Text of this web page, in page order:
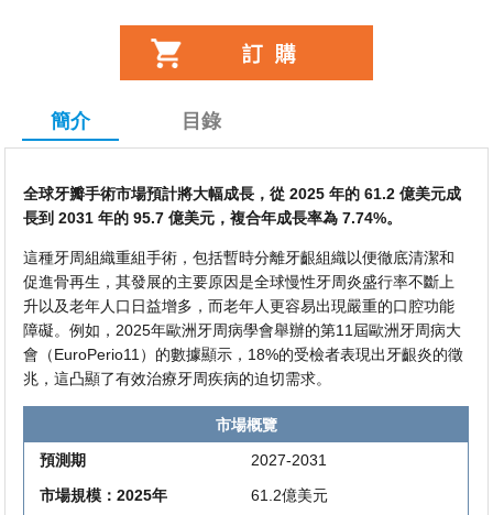
簡介 目錄
全球牙瓣手術市場預計將大幅成長，從 2025 年的 61.2 億美元成
長到 2031 年的 95.7 億美元，複合年成長率為 7.74%。
這種牙周組織重組手術，包括暫時分離牙齦組織以便徹底清潔和
促進骨再生，其發展的主要原因是全球慢性牙周炎盛行率不斷上
升以及老年人口日益增多，而老年人更容易出現嚴重的口腔功能
障礙。例如，2025年歐洲牙周病學會舉辦的第11屆歐洲牙周病大
會（EuroPerio11）的數據顯示，18%的受檢者表現出牙齦炎的徵
兆，這凸顯了有效治療牙周疾病的迫切需求。
市場概覽
預測期
2027-2031
市場規模：2025年
61.2億美元